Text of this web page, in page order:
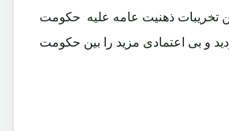
تخریبات ذهنیت عامه علیه حکومت
و بی اعتمادی مزید را بین حکومت